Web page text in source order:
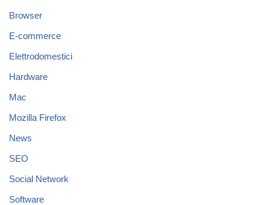
Browser
E-commerce
Elettrodomestici
Hardware
Mac
Mozilla Firefox
News
SEO
Social Network
Software